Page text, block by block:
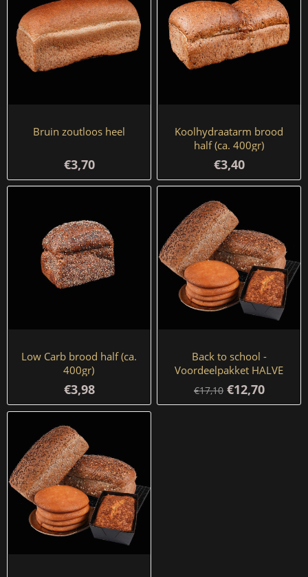
Bruin zoutloos heel
€3,70
Koolhydraatarm brood
half (ca. 400gr)
€3,40
Low Carb brood half (ca.
400gr)
€3,98
Back to school -
Voordeelpakket HALVE
BRODEN
€17,10 €12,70